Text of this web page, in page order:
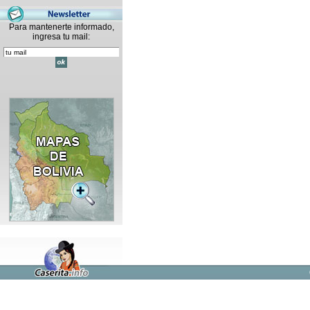
Para mantenerte informado,
ingresa tu mail: